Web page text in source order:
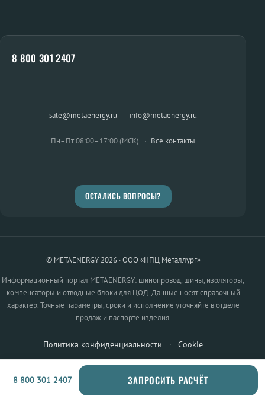
8 800 301 2407
sale@metaenergy.ru · info@metaenergy.ru
Пн–Пт 08:00–17:00 (МСК) · Все контакты
ОСТАЛИСЬ ВОПРОСЫ?
© METAENERGY 2026 · ООО «НПЦ Металлург»
Информационный портал METAENERGY: шинопровод, шины, изоляторы,
компенсаторы и отводные блоки для ЦОД. Данные носят справочный
характер. Точные параметры, сроки и исполнение уточняйте в отделе
продаж и паспорте изделия.
Политика конфиденциальности · Cookie
8 800 301 2407 ЗАПРОСИТЬ РАСЧЁТ